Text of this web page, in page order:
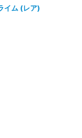
イム (レア)